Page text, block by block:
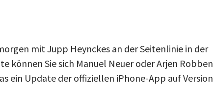
mit Jupp Heynckes an der Seitenlinie in der
können Sie sich Manuel Neuer oder Arjen Robben
ein Update der offiziellen iPhone-App auf Version